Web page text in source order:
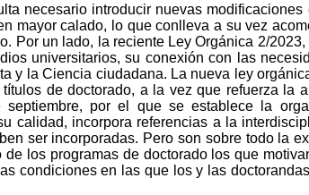
necesario introducir nuevas modificaciones
mayor calado, lo que conlleva a su vez
Por un lado, la reciente Ley Orgánica 2/2023,
universitarios, su conexión con las
y la Ciencia ciudadana. La nueva ley
de doctorado, a la vez que refuerza la
por el que se establece la
calidad, incorpora referencias a la
ser incorporadas. Pero son sobre todo la
los programas de doctorado los que
condiciones en las que los y las